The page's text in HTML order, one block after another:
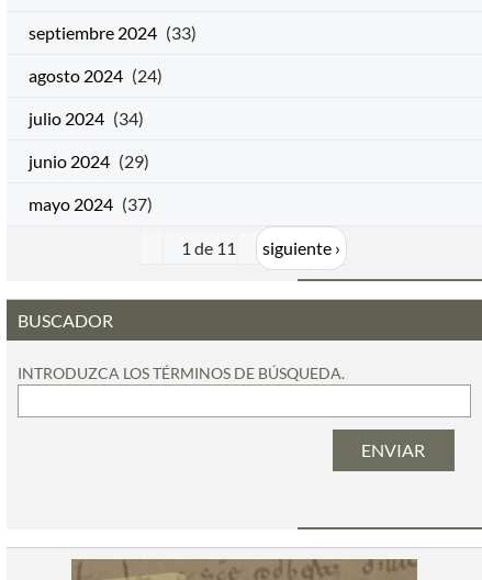
septiembre 2024 (33)
agosto 2024 (24)
julio 2024 (34)
junio 2024 (29)
mayo 2024 (37)
1 de 11 siguiente ›
BUSCADOR
INTRODUZCA LOS TÉRMINOS DE BÚSQUEDA.